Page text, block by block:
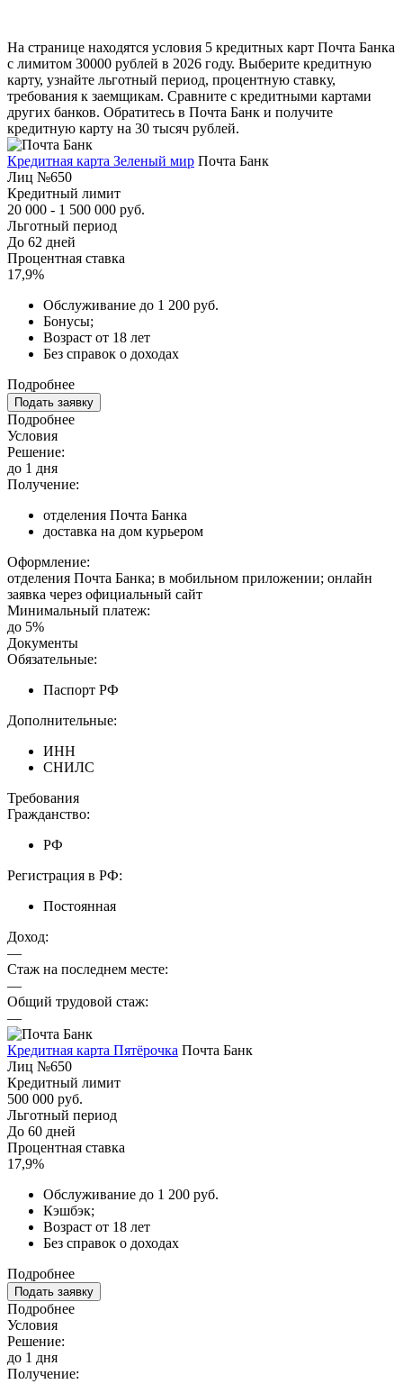
На странице находятся условия 5 кредитных карт Почта Банка
с лимитом 30000 рублей в 2026 году. Выберите кредитную
карту, узнайте льготный период, процентную ставку,
требования к заемщикам. Сравните с кредитными картами
других банков. Обратитесь в Почта Банк и получите
кредитную карту на 30 тысяч рублей.
Кредитная карта Зеленый мир Почта Банк
Лиц №650
Кредитный лимит
20 000 - 1 500 000 руб.
Льготный период
До 62 дней
Процентная ставка
17,9%
Обслуживание до 1 200 руб.
Бонусы;
Возраст от 18 лет
Без справок о доходах
Подробнее
Подать заявку
Подробнее
Условия
Решение:
до 1 дня
Получение:
отделения Почта Банка
доставка на дом курьером
Оформление:
отделения Почта Банка; в мобильном приложении; онлайн
заявка через официальный сайт
Минимальный платеж:
до 5%
Документы
Обязательные:
Паспорт РФ
Дополнительные:
ИНН
СНИЛС
Требования
Гражданство:
РФ
Регистрация в РФ:
Постоянная
Доход:
—
Стаж на последнем месте:
—
Общий трудовой стаж:
—
Кредитная карта Пятёрочка Почта Банк
Лиц №650
Кредитный лимит
500 000 руб.
Льготный период
До 60 дней
Процентная ставка
17,9%
Обслуживание до 1 200 руб.
Кэшбэк;
Возраст от 18 лет
Без справок о доходах
Подробнее
Подать заявку
Подробнее
Условия
Решение:
до 1 дня
Получение: